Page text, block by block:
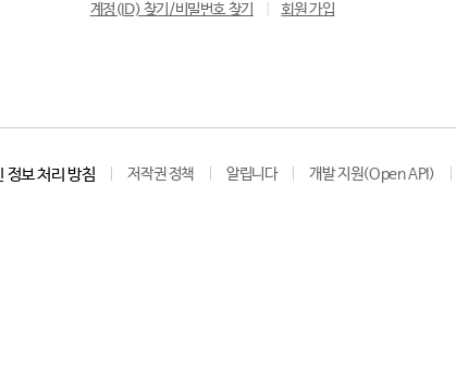
계정(ID) 찾기/비밀번호 찾기 회원 가입
정보 처리 방침 저작권 정책 알립니다 개발 지원(Open API)